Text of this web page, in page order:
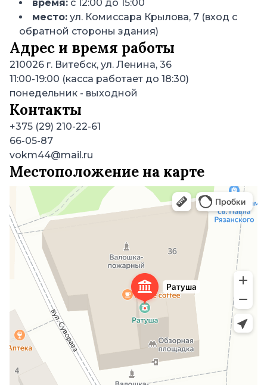
время: с 12:00 до 15:00
место: ул. Комиссара Крылова, 7 (вход с
обратной стороны здания)
Адрес и время работы
210026 г. Витебск, ул. Ленина, 36
11:00-19:00 (касса работает до 18:30)
понедельник - выходной
Контакты
+375 (29) 210-22-61
66-05-87
vokm44@mail.ru
Местоположение на карте